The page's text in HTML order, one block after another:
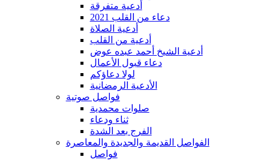
أدعية متفرقة
دعاء من القلب 2021
أدعية الصلاة
أدعية من القلب
أدعية الشيخ أحمد عبده عوض
دعاء قبول الأعمال
لولا دعاؤكم
الأدعية الرمضانية
فواصل صوتية
صلوات محمدية
ثناء ودعاء
الفرج بعد الشدة
الفواصل القديمة والجديدة والمعاصرة
فواصل